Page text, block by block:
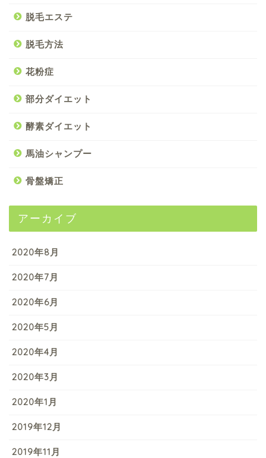
脱毛エステ
脱毛方法
花粉症
部分ダイエット
酵素ダイエット
馬油シャンプー
骨盤矯正
アーカイブ
2020年8月
2020年7月
2020年6月
2020年5月
2020年4月
2020年3月
2020年1月
2019年12月
2019年11月